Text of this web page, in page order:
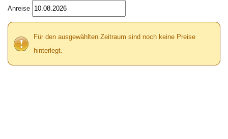
Anreise
Für den ausgewählten Zeitraum sind noch keine Preise
hinterlegt.